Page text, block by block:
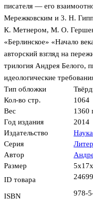
писателя — его
Мережковским и 3. Н.
К. Метнером, М. О.
«Берлинское» «Начало
авторский взгляд на
трилогия Андрея Белого,
идеологические
Тип обложки
Кол-во стр.
1064
Вес
1360
Год издания
2014
Издательство
Наука
Серия
Автор
Размер
ID товара
ISBN 978-